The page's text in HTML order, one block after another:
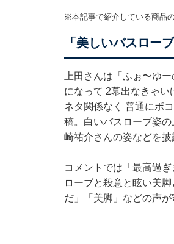
※本記事で紹介している商品
「美しいバスローブ
上田さんは「ふぉ〜ゆ
になって 2幕出なきゃい
ネタ関係なく 普通にボ
稿。白いバスローブ姿
崎祐介さんの姿などを披
コメントでは「最高過
ローブと殺意と眩い美
だ」「美脚」などの声が